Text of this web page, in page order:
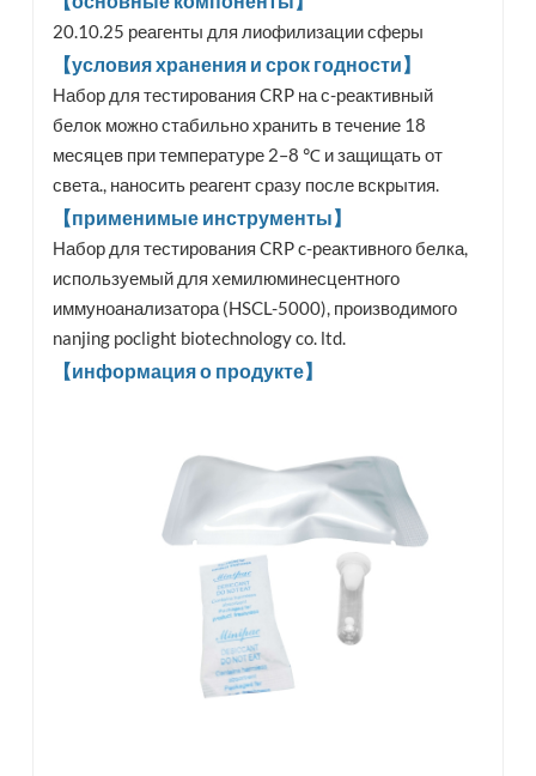
20.10.25 реагенты для лиофилизации сферы
【условия хранения и срок годности】
Набор для тестирования CRP на с-реактивный
белок можно стабильно хранить в течение 18
месяцев при температуре 2–8 ℃ и защищать от
света., наносить реагент сразу после вскрытия.
【применимые инструменты】
Набор для тестирования CRP c-реактивного белка,
используемый для хемилюминесцентного
иммуноанализатора (HSCL-5000), производимого
nanjing poclight biotechnology co. ltd.
【информация о продукте】